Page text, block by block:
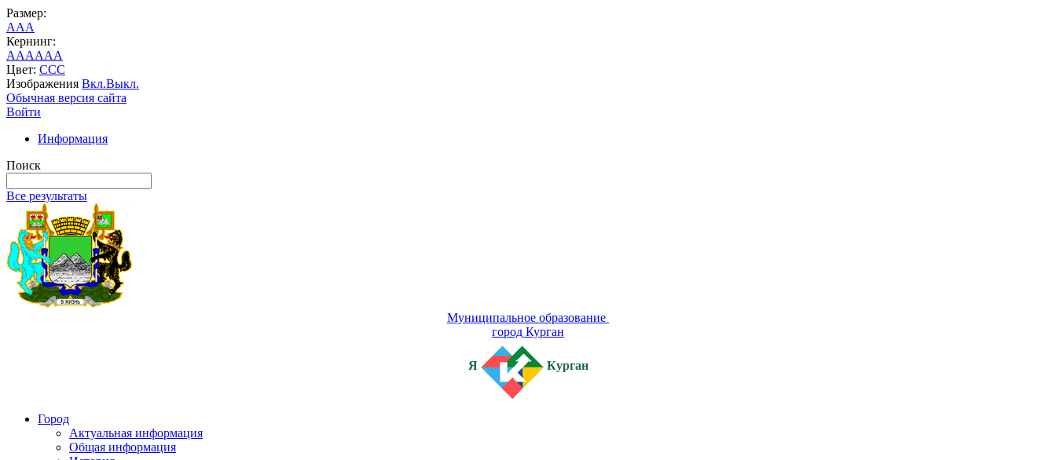
Размер:
AAA
Кернинг:
AAAAAA
Цвет: CCC
Изображения Вкл.Выкл.
Обычная версия сайта
Войти
Информация
Поиск
Все результаты
Муниципальное образование
город Курган
Я Курган
Город
Актуальная информация
Общая информация